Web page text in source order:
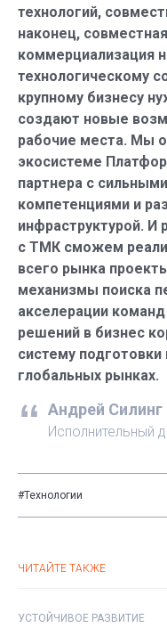
технологий,
наконец,
коммерциализация
технологическому
крупному бизнесу
создают новые
рабочие места. Мы
экосистеме
партнера с
компетенциями и
инфраструктурой. И
с ТМК сможем
всего рынка
механизмы поиска
акселерации
решений в бизнес
систему
глобальных рынках.
Андрей Силинг
Исполнительный
#Технологии
ЧИТАЙТЕ ТАКЖЕ
УСТОЙЧИВОЕ РАЗВИТИЕ